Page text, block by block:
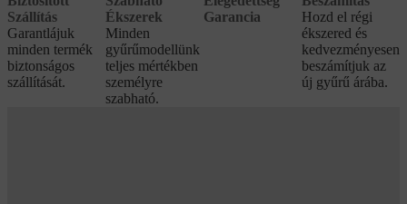
Szállítás
Garantlájuk
minden termék
biztonságos
szállítását.
Ékszerek
Minden
gyűrűmodellünk
teljes mértékben
személyre
szabható.
Garancia
Hozd el régi
ékszered és
kedvezményesen
beszámítjuk az
új gyűrű árába.